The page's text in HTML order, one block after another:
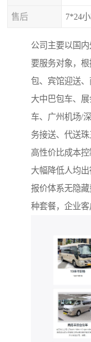
售后 7*24
公司主要以国
要服务对象，
包、宾馆迎送
大中巴包车、
车、广州机场/
务接送、代送珠
高性价比成本
大幅降低人均
报价体系无隐
种套餐，企业客